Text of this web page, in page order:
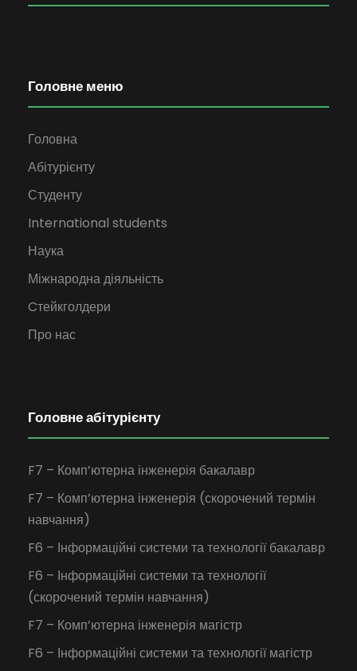
Головне меню
Головна
Абітурієнту
Студенту
International students
Наука
Міжнародна діяльність
Cтейкголдери
Про нас
Головне абітурієнту
F7 – Комп’ютерна інженерія бакалавр
F7 – Комп’ютерна інженерія (скорочений термін
навчання)
F6 – Інформаційні системи та технології бакалавр
F6 – Інформаційні системи та технології
(скорочений термін навчання)
F7 – Комп’ютерна інженерія магістр
F6 – Інформаційні системи та технології магістр